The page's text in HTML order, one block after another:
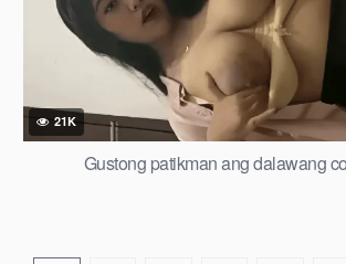
21K
Gustong patikman ang dalawang